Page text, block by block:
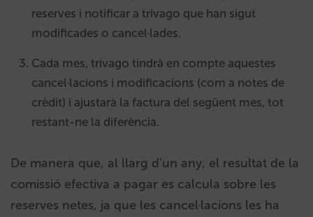
reserves i notificar a trivago que han sigut
modificades o cancel·lades.
Cada mes, trivago tindrà en compte aquestes
cancel·lacions i modificacions (com a notes de
crèdit) i ajustarà la factura del següent mes, tot
restant-ne la diferència.
De manera que, al llarg d’un any, el resultat de la
comissió efectiva a pagar es calcula sobre les
reserves netes, ja que les cancel·lacions les ha